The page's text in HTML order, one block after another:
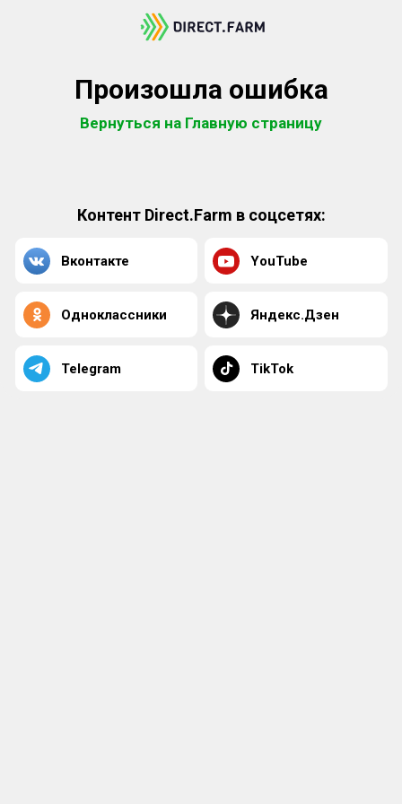
Произошла ошибка
Вернуться на Главную страницу
Контент Direct.Farm в соцсетях:
Вконтакте YouTube
Одноклассники Яндекс.Дзен
Telegram TikTok